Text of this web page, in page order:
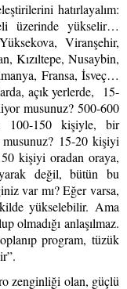
hatırlayalım:
üzerinde yükselir…
Viranşehir,
Kızıltepe, Nusaybin,
Fransa, İsveç…
açık yerlerde, 15-
musunuz? 500-600
100-150 kişiyle, bir
15-20 kişiyi
kişiyi oradan oraya,
değil, bütün bu
var mı? Eğer varsa,
yükselebilir. Ama
olmadığı anlaşılmaz.
program, tüzük
zenginliği olan, güçlü